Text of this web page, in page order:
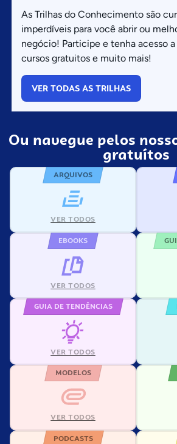
As Trilhas do Conhecimento são
imperdíveis para você abrir ou
negócio! Participe e tenha acesso
cursos gratuitos e muito mais!
VER TODAS AS TRILHAS
Ou navegue pelos
gratuítos
ARQUIVOS
VER TODOS
EBOOKS
VER TODOS
GUIA DE TENDÊNCIAS
VER TODOS
MODELOS
VER TODOS
PODCASTS